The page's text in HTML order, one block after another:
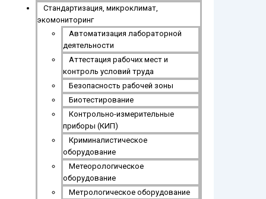
Стандартизация, микроклимат,
экомониторинг
Автоматизация лабораторной
деятельности
Аттестация рабочих мест и
контроль условий труда
Безопасность рабочей зоны
Биотестирование
Контрольно-измерительные
приборы (КИП)
Криминалистическое
оборудование
Метеорологическое
оборудование
Метрологическое оборудование